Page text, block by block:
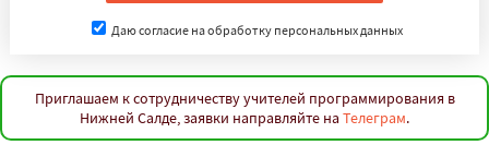
Даю согласие на обработку персональных данных
Приглашаем к сотрудничеству учителей программирования в
Нижней Салде, заявки направляйте на Телеграм.